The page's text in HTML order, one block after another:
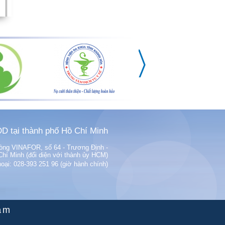
tại thành phố Hồ Chí Minh
VINAFOR, số 64 - Trương Định -
Minh (đối diện với thành ủy HCM)
028-393 251 96 (giờ hành chính)